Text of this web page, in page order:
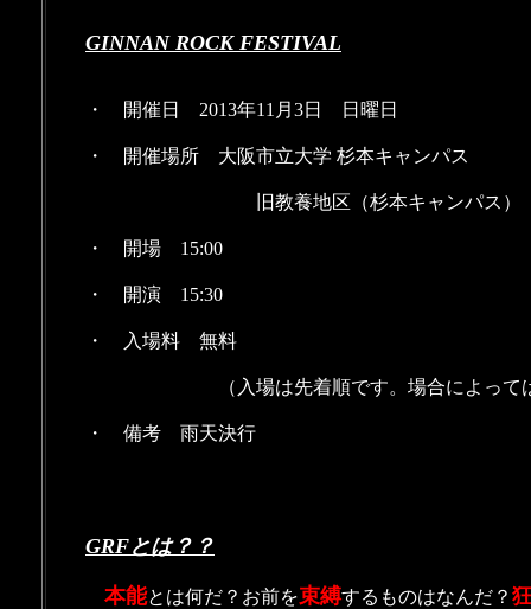
GINNAN ROCK FESTIVAL
・ 開催日 2013年11月3日 日曜日
・ 開催場所 大阪市立大学 杉本キャンパス
旧教養地区（杉本キャンパス）
・ 開場 15:00
・ 開演 15:30
・ 入場料 無料
（入場は先着順です。場合によっては入
・ 備考 雨天決行
GRFとは？？
本能とは何だ？お前を束縛するものはなんだ？